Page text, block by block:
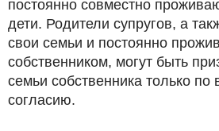
постоянно совместно
дети. Родители супругов, а
свои семьи и постоянно
собственником, могут быть
семьи собственника только по
согласию.